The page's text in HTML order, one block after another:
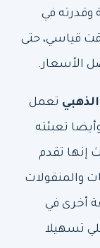
وقدرته في
قياسي، حتى
الأسعار.
تعمل
تعبئته
إنها تقدم
والمنقولات
أخرى في
تسهيلا